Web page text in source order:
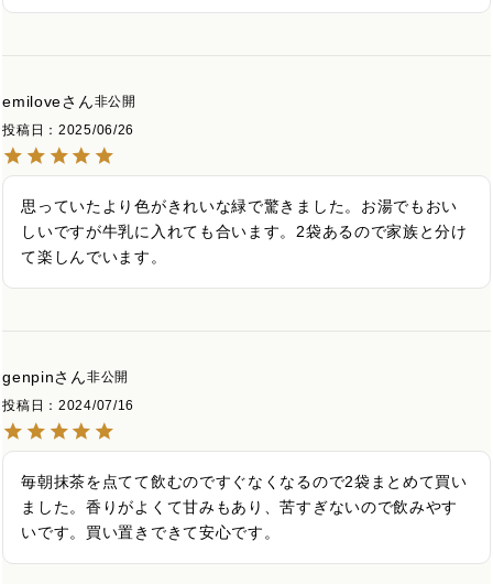
emilove
非公開
投稿日
2025/06/26
思っていたより色がきれいな緑で驚きました。お湯でもおい
しいですが牛乳に入れても合います。2袋あるので家族と分け
て楽しんでいます。
genpin
非公開
投稿日
2024/07/16
毎朝抹茶を点てて飲むのですぐなくなるので2袋まとめて買い
ました。香りがよくて甘みもあり、苦すぎないので飲みやす
いです。買い置きできて安心です。